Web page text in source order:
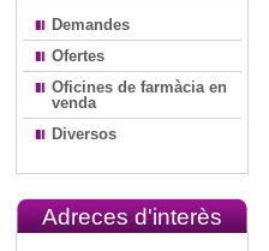
Demandes
Ofertes
Oficines de farmàcia en
venda
Diversos
Adreces d'interès